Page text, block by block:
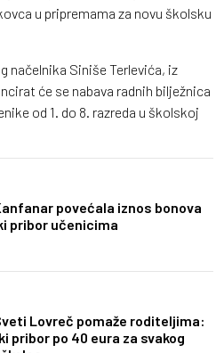
u pripremama za novu školsku
načelnika Siniše Terlevića, iz
će se nabava radnih bilježnica
od 1. do 8. razreda u školskoj
povećala iznos bonova
pribor učenicima
Lovreč pomaže roditeljima:
pribor po 40 eura za svakog